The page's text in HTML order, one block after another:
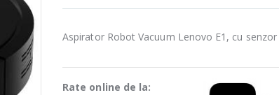
Aspirator Robot Vacuum Lenovo E1, cu
Rate online de la: